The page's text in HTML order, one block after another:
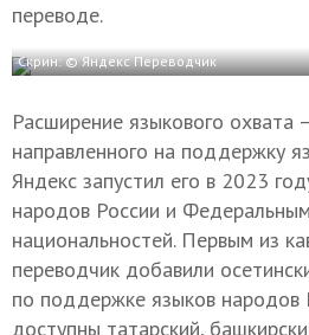
переводе.
Скрин: © Яндекс Переводчик
Расширение языкового охвата
направленного на поддержку
Яндекс запустил его в 2023
народов России и
национальностей. Первым из
переводчик добавили
по поддержке языков народов
доступны татарский,